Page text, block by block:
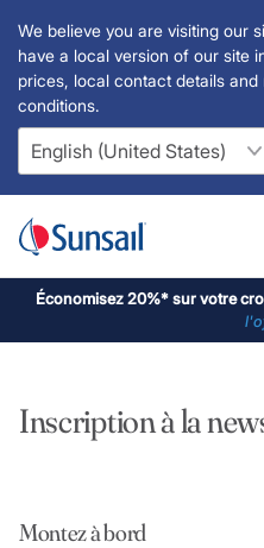
We believe you are visiting our
have a local version of our site
prices, local contact details
conditions.
Économisez 20%* sur votre
Inscription à la
Montez à bord